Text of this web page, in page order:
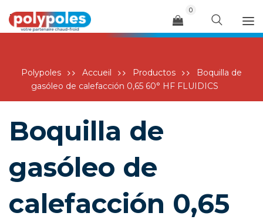
Menu
0
Polypoles Accueil Productos
Boquilla de
gasóleo de calefacción 0,65 60° HF FLUIDICS
Boquilla de
gasóleo de
calefacción 0,65